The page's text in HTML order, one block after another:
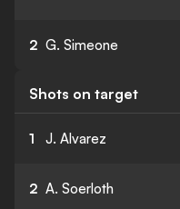
2 G. Simeone
Shots on target
1 J. Alvarez
2 A. Soerloth